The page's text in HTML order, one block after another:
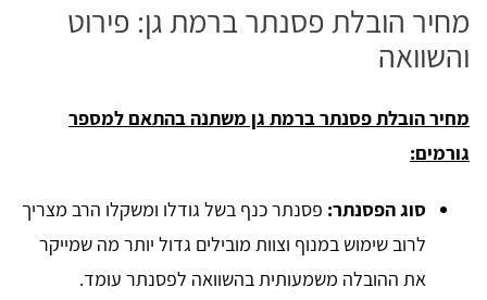
מחיר הובלת פסנתר ברמת גן: פירוט
והשוואה
מחיר הובלת פסנתר ברמת גן משתנה בהתאם למספר
גורמים:
סוג הפסנתר: פסנתר כנף בשל גודלו ומשקלו הרב מצריך
לרוב שימוש במנוף וצוות מובילים גדול יותר מה שמייקר
את ההובלה משמעותית בהשוואה לפסנתר עומד.